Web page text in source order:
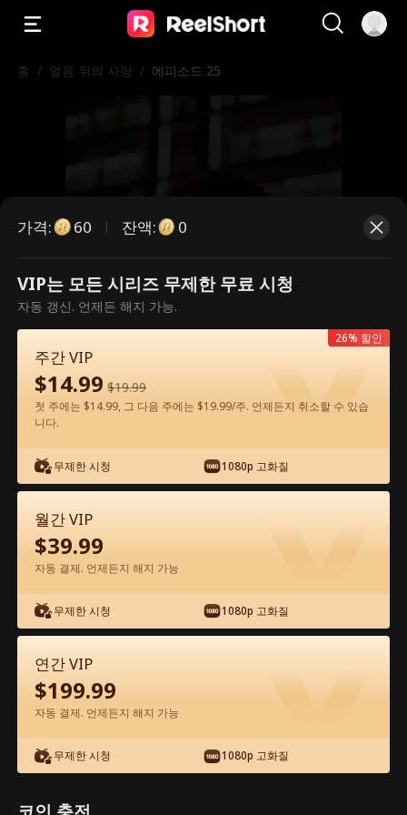
홈 / 얼음 위의 사랑 / 에피소드 25
유료 에피소드입니다. 시청하시려면
잠금을 해제해 주세요.
60지금 잠금 해제
앱에서 무료로 보기
에피소드 25 - 얼음 위의 사랑 전체 영화
0-49 50-70 모든 에피소드
가격: 60 잔액: 0
VIP는 모든 시리즈 무제한 무료 시청
자동 갱신. 언제든 해지 가능.
주간 VIP
$14.99 $19.99
첫 주에는 $14.99, 그 다음 주에는 $19.99/주. 언제든지 취소할 수 있습
니다.
무제한 시청 1080p 고화질
26% 할인
월간 VIP
$39.99
자동 결제. 언제든지 해지 가능
무제한 시청 1080p 고화질
연간 VIP
$199.99
자동 결제. 언제든지 해지 가능
무제한 시청 1080p 고화질